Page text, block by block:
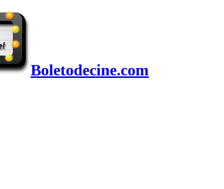
Boletodecine.com